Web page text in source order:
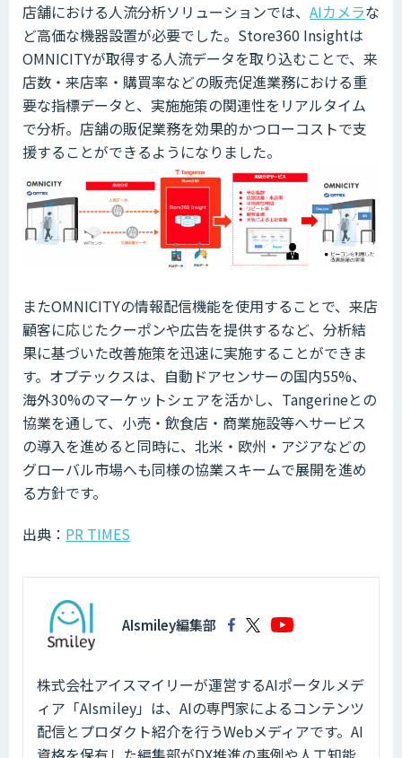
店舗における人流分析ソリューションでは、 AIカメラな
ど高価な機器設置が必要でした。Store360 Insightは
OMNICITYが取得する人流データを取り込むことで、来
店数・来店率・購買率などの販売促進業務における重
要な指標データと、実施施策の関連性をリアルタイム
で分析。店舗の販促業務を効果的かつローコストで支
援することができるようになりました。
またOMNICITYの情報配信機能を使用することで、来店
顧客に応じたクーポンや広告を提供するなど、分析結
果に基づいた改善施策を迅速に実施することができま
す。オプテックスは、自動ドアセンサーの国内55%、
海外30%のマーケットシェアを活かし、Tangerineとの
協業を通して、小売・飲食店・商業施設等へサービス
の導入を進めると同時に、北米・欧州・アジアなどの
グローバル市場へも同様の協業スキームで展開を進め
る方針です。
出典： PR TIMES
AIsmiley編集部
株式会社アイスマイリーが運営するAIポータルメデ
ィア「AIsmiley」は、AIの専門家によるコンテンツ
配信とプロダクト紹介を行うWebメディアです。AI